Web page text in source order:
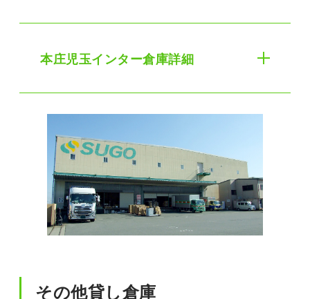
本庄児玉インター倉庫詳細
その他貸し倉庫